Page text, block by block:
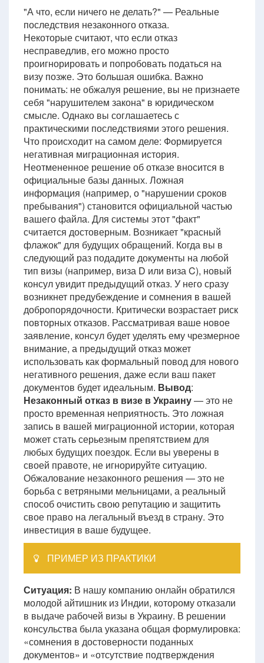
"А что, если ничего не делать?" — Реальные
последствия незаконного отказа.
Некоторые считают, что если отказ
несправедлив, его можно просто
проигнорировать и попробовать податься на
визу позже. Это большая ошибка. Важно
понимать: не обжалуя решение, вы не признаете
себя "нарушителем закона" в юридическом
смысле. Однако вы соглашаетесь с
практическими последствиями этого решения.
Что происходит на самом деле: Формируется
негативная миграционная история.
Неотмененное решение об отказе вносится в
официальные базы данных. Ложная
информация (например, о "нарушении сроков
пребывания") становится официальной частью
вашего файла. Для системы этот "факт"
считается достоверным. Возникает "красный
флажок" для будущих обращений. Когда вы в
следующий раз подадите документы на любой
тип визы (например, виза D или виза C), новый
консул увидит предыдущий отказ. У него сразу
возникнет предубеждение и сомнения в вашей
добропорядочности. Критически возрастает риск
повторных отказов. Рассматривая ваше новое
заявление, консул будет уделять ему чрезмерное
внимание, а предыдущий отказ может
использовать как формальный повод для нового
негативного решения, даже если ваш пакет
документов будет идеальным. Вывод:
Незаконный отказ в визе в Украину— это не
просто временная неприятность. Это ложная
запись в вашей миграционной истории, которая
может стать серьезным препятствием для
любых будущих поездок. Если вы уверены в
своей правоте, не игнорируйте ситуацию.
Обжалование незаконного решения — это не
борьба с ветряными мельницами, а реальный
способ очистить свою репутацию и защитить
свое право на легальный въезд в страну. Это
инвестиция в ваше будущее.
ПРИМЕР ИЗ ПРАКТИКИ
Ситуация: В нашу компанию онлайн обратился
молодой айтишник из Индии, которому отказали
в выдаче рабочей визы в Украину. В решении
консульства была указана общая формулировка:
«сомнения в достоверности поданных
документов» и «отсутствие подтверждения